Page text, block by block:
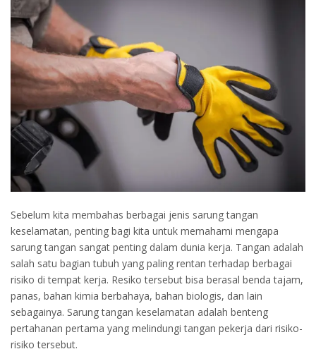
Sebelum kita membahas berbagai jenis sarung tangan
keselamatan, penting bagi kita untuk memahami mengapa
sarung tangan sangat penting dalam dunia kerja. Tangan adalah
salah satu bagian tubuh yang paling rentan terhadap berbagai
risiko di tempat kerja. Resiko tersebut bisa berasal benda tajam,
panas, bahan kimia berbahaya, bahan biologis, dan lain
sebagainya. Sarung tangan keselamatan adalah benteng
pertahanan pertama yang melindungi tangan pekerja dari risiko-
risiko tersebut.